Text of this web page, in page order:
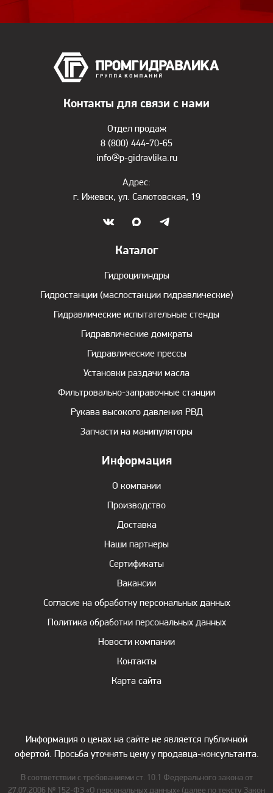
Контакты для связи с нами
Отдел продаж
8 (800) 444-70-65
info@p-gidravlika.ru
Адрес:
г. Ижевск, ул. Салютовская, 19
Каталог
Гидроцилиндры
Гидростанции (маслостанции гидравлические)
Гидравлические испытательные стенды
Гидравлические домкраты
Гидравлические прессы
Установки раздачи масла
Фильтровально-заправочные станции
Рукава высокого давления РВД
Запчасти на манипуляторы
Информация
О компании
Производство
Доставка
Наши партнеры
Сертификаты
Вакансии
Согласие на обработку персональных данных
Политика обработки персональных данных
Новости компании
Контакты
Карта сайта
Информация о ценах на сайте не является публичной
офертой. Просьба уточнять цену у продавца-консультанта.
В соответствии с требованиями ст. 10.1 Федерального закона от
27.07.2006 № 152-ФЗ «О персональных данных» (далее по тексту Закон